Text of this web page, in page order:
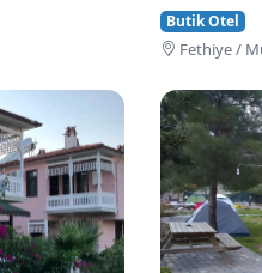
Butik Otel
Fethi̇ye /